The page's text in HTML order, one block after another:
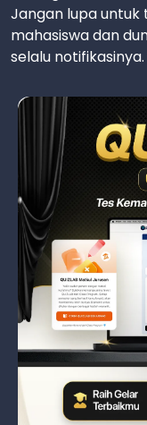
Jangan lupa
mahasiswa dan
selalu